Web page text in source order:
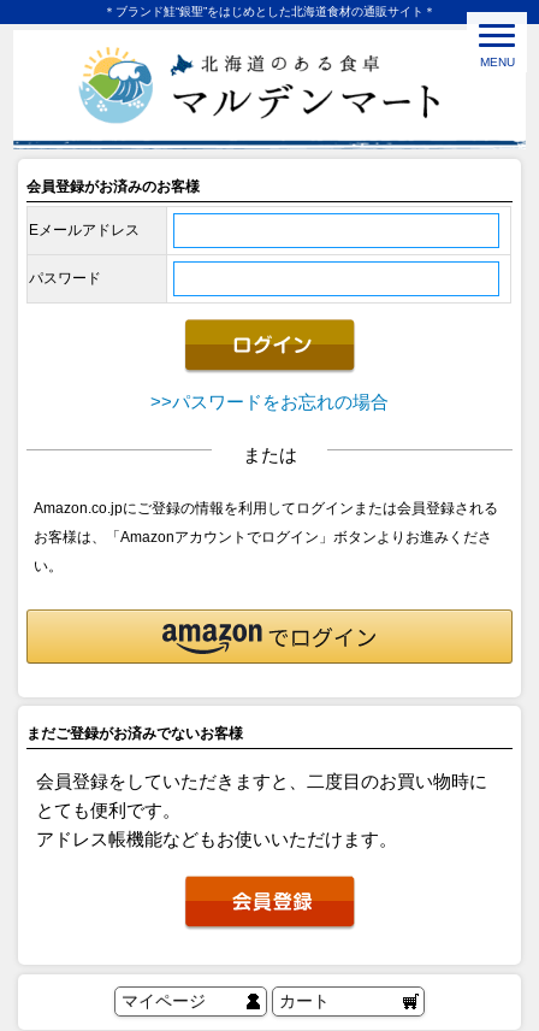
＊ブランド鮭“銀聖”をはじめとした北海道食材の通販サイト＊
MENU
会員登録がお済みのお客様
Eメールアドレス
パスワード
>>パスワードをお忘れの場合
または
Amazon.co.jpにご登録の情報を利用してログインまたは会員登録される
お客様は、「Amazonアカウントでログイン」ボタンよりお進みくださ
い。
まだご登録がお済みでないお客様
会員登録をしていただきますと、二度目のお買い物時に
とても便利です。
アドレス帳機能などもお使いいただけます。
マイページ カート